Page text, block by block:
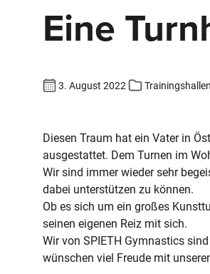
Eine
3. August 2022 Trainingshallen
Diesen Traum hat ein Vater in
ausgestattet. Dem Turnen im
Wir sind immer wieder sehr
dabei unterstützen zu können.
Ob es sich um ein großes
seinen eigenen Reiz mit sich.
Wir von SPIETH Gymnastics
wünschen viel Freude mit